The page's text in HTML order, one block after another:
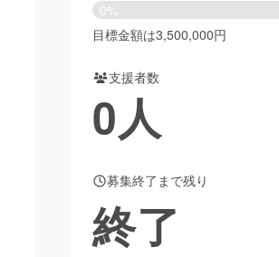
ビューティー・ヘルスケア
0%
目標金額は3,500,000円
支援者数
0人
募集終了まで残り
終了